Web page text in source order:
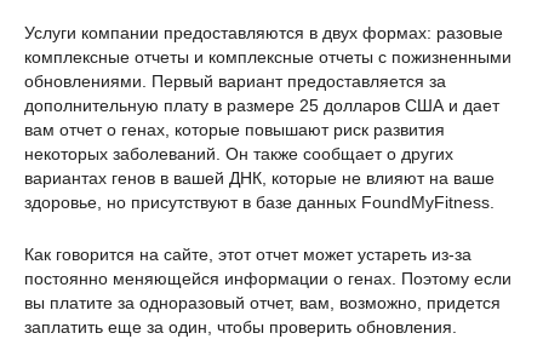
Услуги компании предоставляются в двух формах: разовые
комплексные отчеты и комплексные отчеты с пожизненными
обновлениями. Первый вариант предоставляется за
дополнительную плату в размере 25 долларов США и дает
вам отчет о генах, которые повышают риск развития
некоторых заболеваний. Он также сообщает о других
вариантах генов в вашей ДНК, которые не влияют на ваше
здоровье, но присутствуют в базе данных FoundMyFitness.
Как говорится на сайте, этот отчет может устареть из-за
постоянно меняющейся информации о генах. Поэтому если
вы платите за одноразовый отчет, вам, возможно, придется
заплатить еще за один, чтобы проверить обновления.